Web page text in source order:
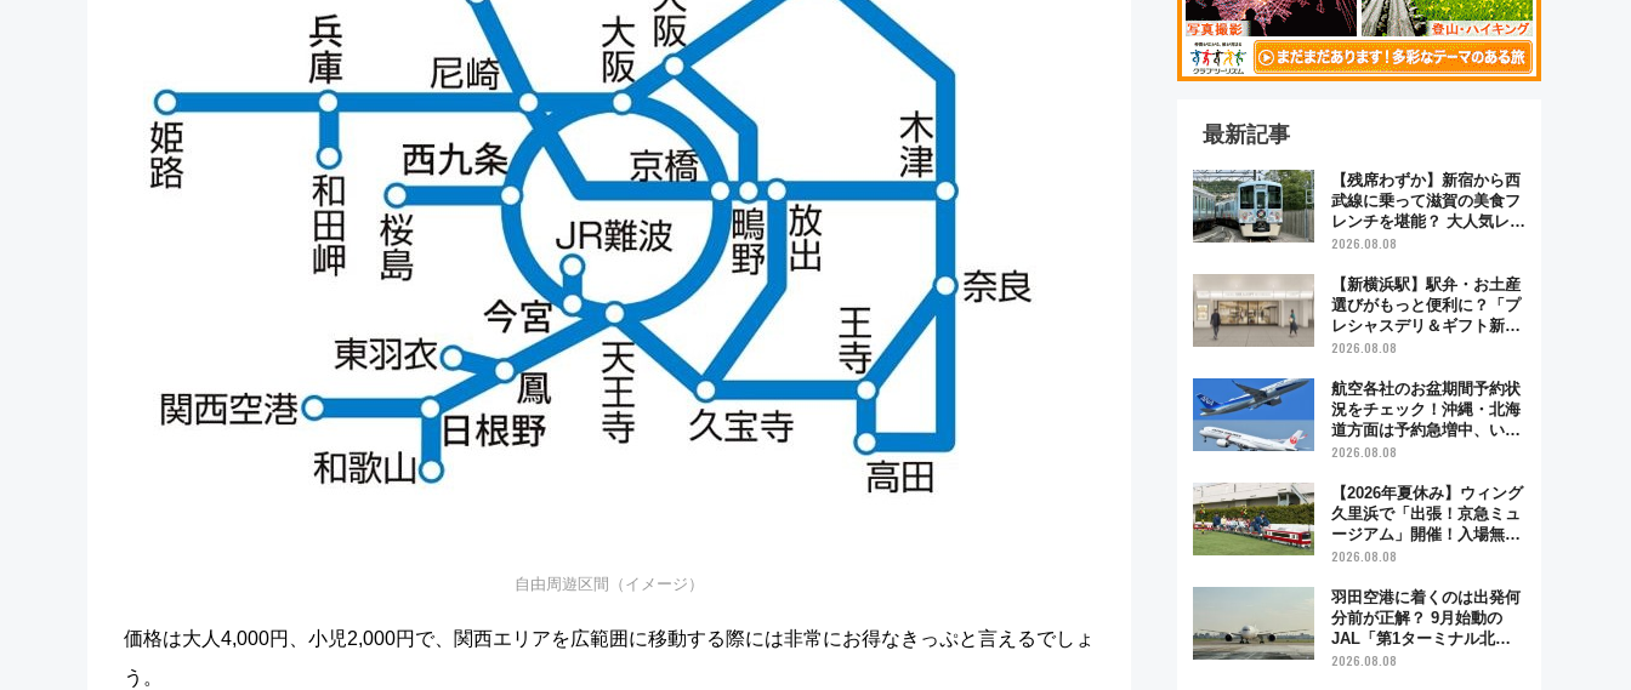
自由周遊区間（イメージ）
価格は大人4,000円、小児2,000円で、関西エリアを広範囲に移動する際には非常にお得なきっぷと言えるでしょ
う。
最新記事
【残席わずか】新宿から西
武線に乗って滋賀の美食フ
レンチを堪能？ 大人気レス
トラン列車「52席の至福」
の特別コラボ
2026.08.08
【新横浜駅】駅弁・お土産
選びがもっと便利に？「プ
レシャスデリ＆ギフト新横
浜」がオープン 場所や営
2026.08.08
航空各社のお盆期間予約状
況をチェック！沖縄・北海
道方面は予約急増中、いま
から狙うべき日は？
2026.08.08
【2026年夏休み】ウィング
久里浜で「出張！京急ミュ
ージアム」開催！入場無料
でスタンプラリーや子ども
2026.08.08
羽田空港に着くのは出発何
分前が正解？ 9月始動の
JAL「第1ターミナル北側
サテライト」は徒歩1キロ
2026.08.08